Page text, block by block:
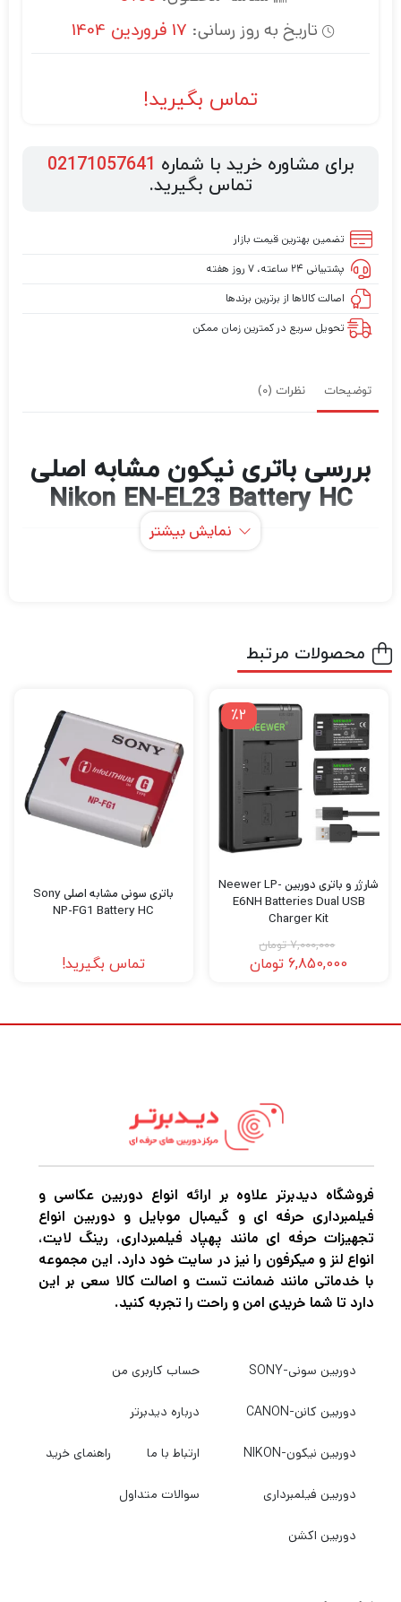
تاریخ به روز رسانی: 17 فروردین 1404
تماس بگیرید!
برای مشاوره خرید با شماره 02171057641
تماس بگیرید.
تضمین بهترین قیمت بازار
پشتیبانی ۲۴ ساعته، ۷ روز هفته
اصالت کالاها از برترین برندها
تحویل سریع در کمترین زمان ممکن
توضیحات نظرات (0)
بررسی باتری نیکون مشابه اصلی
Nikon EN-EL23 Battery HC
فیلمبرداری را تجربه کنید نیاز به دوربین‌های
باکیفیت و مجهز برای عکاسی و فیلمبرداری دارید.
اگر میخواهید بهترین دوربین عکاسی و
فیلمبرداری، پهپاد فیلمبرداری، گیمبال دوربین
،گیمبال موبایل و هر نوع تجهیزات آتلیه را با
بهترین کیفیت و قیمت خریداری کنید بهدیدبرتر
سربزنید.
نمایش بیشتر
محصولات مرتبط
٪2
شارژر و باتری دوربین Neewer LP-
E6NH Batteries Dual USB
Charger Kit
7,000,000 تومان
6,850,000 تومان
باتری سونی مشابه اصلی Sony
NP-FG1 Battery HC
تماس بگیرید!
فروشگاه دیدبرتر علاوه بر ارائه انواع دوربین عکاسی و
فیلمبرداری حرفه ای و گیمبال موبایل و دوربین انواع
تجهیزات حرفه ای مانند پهپاد فیلمبرداری، رینگ لایت،
انواع لنز و میکرفون را نیز در سایت خود دارد. این مجموعه
با خدماتی مانند ضمانت تست و اصالت کالا سعی بر این
دارد تا شما خریدی امن و راحت را تجربه کنید.
دوربین سونی-SONY
دوربین کانن-CANON
دوربین نیکون-NIKON
دوربین فیلمبرداری
دوربین اکشن
حساب کاربری من
درباره دیدبرتر
ارتباط با ما راهنمای خرید
سوالات متداول